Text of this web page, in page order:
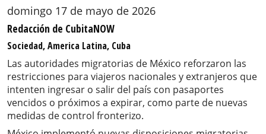
domingo 17 de mayo de 2026
Redacción de CubitaNOW
Sociedad, America Latina, Cuba
Las autoridades migratorias de México reforzaron las
restricciones para viajeros nacionales y extranjeros que
intenten ingresar o salir del país con pasaportes
vencidos o próximos a expirar, como parte de nuevas
medidas de control fronterizo.